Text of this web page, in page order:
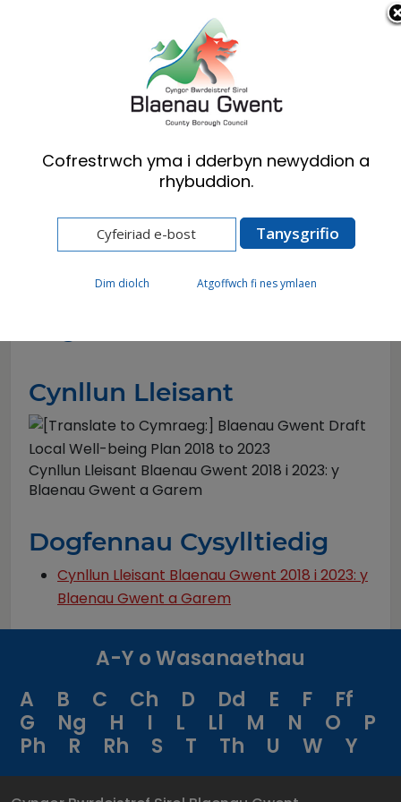
Cymraeg English
Cyngor
Cynllun Lleisant
Cynllun Lleisant
Cynllun Lleisant Blaenau Gwent 2018 i 2023: y
Blaenau Gwent a Garem
Dogfennau Cysylltiedig
Cynllun Lleisant Blaenau Gwent 2018 i 2023: y
Blaenau Gwent a Garem
A-Y o Wasanaethau
A
B C Ch D Dd E F
Ff
G
Ng H I L Ll M N O
P
Ph
R Rh S T Th U W Y
Cofrestrwch yma i dderbyn newyddion a
rhybuddion.
Dim diolch Atgoffwch fi nes ymlaen